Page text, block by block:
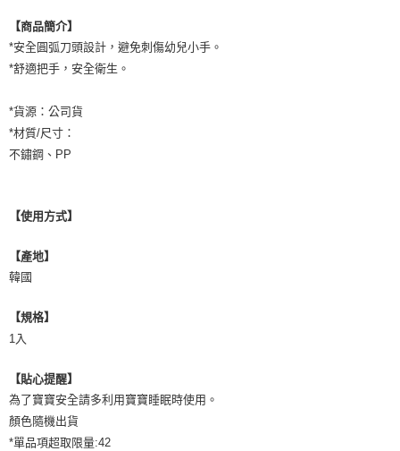
※ 交易是否成功請以「AFTEE先享後付 」之結帳頁面顯示為準，若有關於
是否繳費成功／繳費後需取消欲退款等相關疑問，請聯繫「AFTEE先享後付
１．透過由恩沛科技股份有限公司提供之「AFTEE先享後付」服務完成之交
權轉讓予恩沛科技股份有限公司。
２．關於個人資料處理事宜，請瀏覽以下網址：
任。
時審查核予不同之上限額度；若仍有額度不足之情形，本公司將視審查結果
５．嚴禁一人註冊多個帳號或使用他人資訊註冊。若發現惡意使用之情形，
付款後門市自取
免運費
【商品簡介】
*安全圓弧刀頭設計，避免刺傷幼兒小手。
*舒適把手，安全衛生。
*貨源：公司貨
*材質/尺寸：
不鏽鋼、PP
【使用方式】
【產地】
韓國
【規格】
1入
【貼心提醒】
為了寶寶安全請多利用寶寶睡眠時使用。
顏色隨機出貨
*單品項超取限量:42